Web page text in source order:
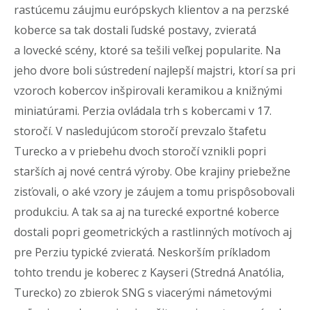
rastúcemu záujmu európskych klientov a na perzské
koberce sa tak dostali ľudské postavy, zvieratá
a lovecké scény, ktoré sa tešili veľkej popularite. Na
jeho dvore boli sústredení najlepší majstri, ktorí sa pri
vzoroch kobercov inšpirovali keramikou a knižnými
miniatúrami. Perzia ovládala trh s kobercami v 17.
storočí. V nasledujúcom storočí prevzalo štafetu
Turecko a v priebehu dvoch storočí vznikli popri
starších aj nové centrá výroby. Obe krajiny priebežne
zisťovali, o aké vzory je záujem a tomu prispôsobovali
produkciu. A tak sa aj na turecké exportné koberce
dostali popri geometrických a rastlinných motívoch aj
pre Perziu typické zvieratá. Neskorším príkladom
tohto trendu je koberec z Kayseri (Stredná Anatólia,
Turecko) zo zbierok SNG s viacerými námetovými